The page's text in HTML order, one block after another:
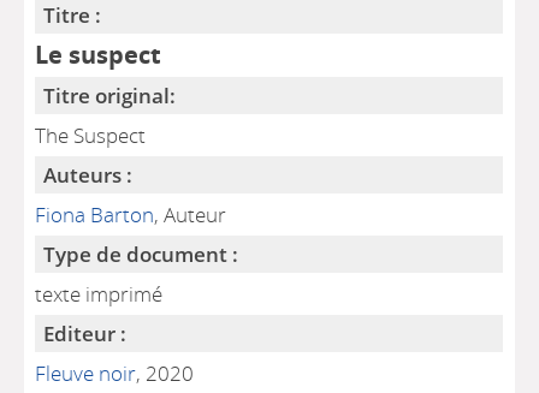
Titre :
Le suspect
Titre original:
The Suspect
Auteurs :
Fiona Barton, Auteur
Type de document :
texte imprimé
Editeur :
Fleuve noir, 2020